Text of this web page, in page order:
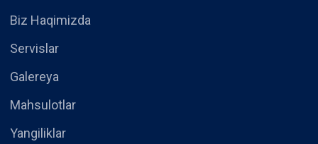
Biz Haqimizda
Servislar
Galereya
Mahsulotlar
Yangiliklar